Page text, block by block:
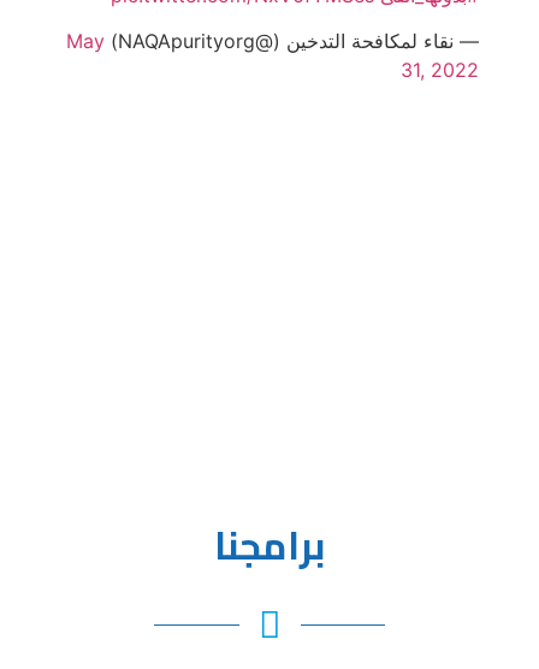
— نقاء لمكافحة التدخين (@NAQApurityorg)
May
31, 2022
برامجنا